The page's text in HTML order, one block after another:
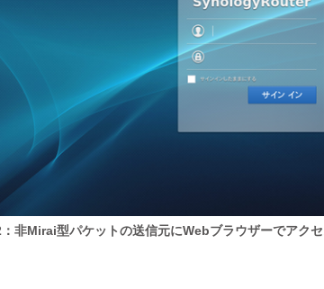
：非Mirai型パケットの送信元にWebブラウザーでアク